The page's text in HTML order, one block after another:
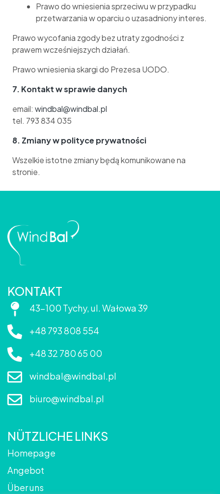
Prawo do wniesienia sprzeciwu w przypadku
przetwarzania w oparciu o uzasadniony interes.
Prawo wycofania zgody bez utraty zgodności z
prawem wcześniejszych działań.
Prawo wniesienia skargi do Prezesa UODO.
7. Kontakt w sprawie danych
email: windbal@windbal.pl
tel. 793 834 035
8. Zmiany w polityce prywatności
Wszelkie istotne zmiany będą komunikowane na
stronie.
KONTAKT
43-100 Tychy, ul. Wałowa 39
+48 793 808 554
+48 32 780 65 00
windbal@windbal.pl
biuro@windbal.pl
NÜTZLICHE LINKS
Homepage
Angebot
Über uns